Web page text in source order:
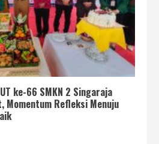
ke-66 SMKN 2 Singaraja
Momentum Refleksi Menuju